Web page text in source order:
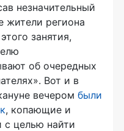
незначительный
жители региона
занятия,
об очередных
Вот и в
вечером были
, копающие и
с целью найти